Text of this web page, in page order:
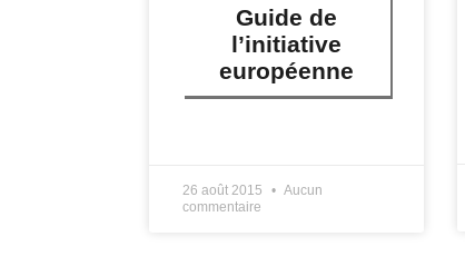
Guide de
l’initiative
européenne
26 août 2015
Aucun
commentaire